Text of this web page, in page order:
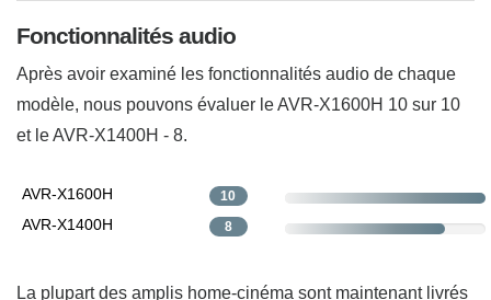
Fonctionnalités audio
Après avoir examiné les fonctionnalités audio de chaque
modèle, nous pouvons évaluer le AVR-X1600H 10 sur 10
et le AVR-X1400H - 8.
AVR-X1600H 10
AVR-X1400H 8
La plupart des amplis home-cinéma sont maintenant livrés